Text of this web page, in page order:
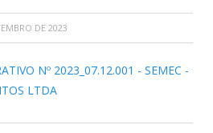
DE 2023
Nº 2023_07.12.001 - SEMEC -
LTDA